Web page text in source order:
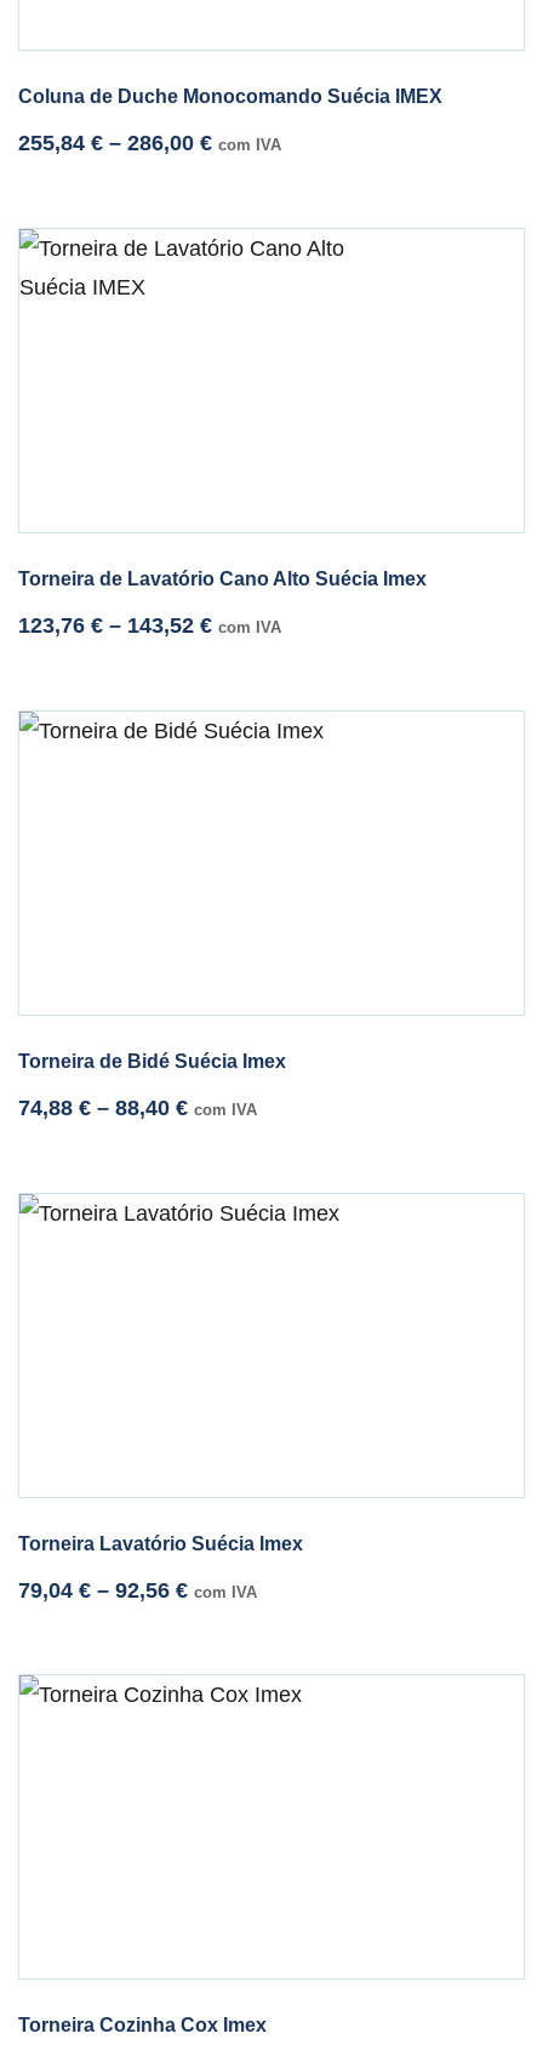
Coluna de Duche Monocomando Suécia IMEX
255,84 € – 286,00 € com IVA
Torneira de Lavatório Cano Alto Suécia Imex
123,76 € – 143,52 € com IVA
Torneira de Bidé Suécia Imex
74,88 € – 88,40 € com IVA
Torneira Lavatório Suécia Imex
79,04 € – 92,56 € com IVA
Torneira Cozinha Cox Imex